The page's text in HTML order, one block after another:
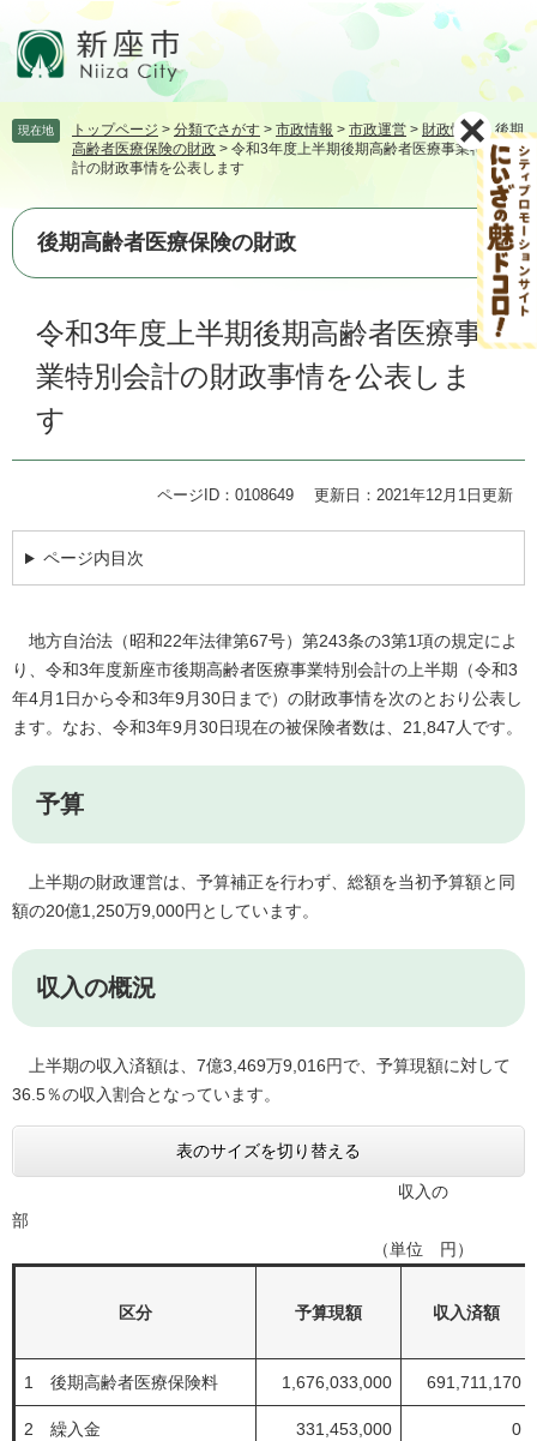
頭飛
て
文
現在地 トップページ > 分類でさがす > 市政情報 > 市政運営 > 財政情報>後期
高齢者医療保険の財政 > 令和3年度上半期後期高齢者医療事業特別会
計の財政事情を公表します
後期高齢者医療保険の財政
令和3年度上半期後期高齢者医療事
業特別会計の財政事情を公表しま
す
ページID：0108649 更新日：2021年12月1日更新
ページ内目次
地方自治法（昭和22年法律第67号）第243条の3第1項の規定によ
り、令和3年度新座市後期高齢者医療事業特別会計の上半期（令和3
年4月1日から令和3年9月30日まで）の財政事情を次のとおり公表し
ます。なお、令和3年9月30日現在の被保険者数は、21,847人です。
予算
上半期の財政運営は、予算補正を行わず、総額を当初予算額と同
額の20億1,250万9,000円としています。
収入の概況
上半期の収入済額は、7億3,469万9,016円で、予算現額に対して
36.5％の収入割合となっています。
表のサイズを切り替える
収入の
（単位 円）
区分 予算現額 収入済額
1 後期高齢者医療保険料 1,676,033,000 691,711,170
2 繰入金 331,453,000 0